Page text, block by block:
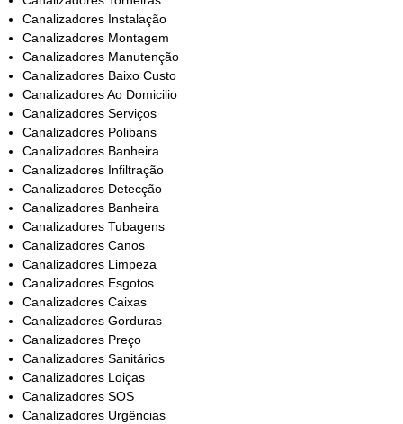
Canalizadores Instalação
Canalizadores Montagem
Canalizadores Manutenção
Canalizadores Baixo Custo
Canalizadores Ao Domicilio
Canalizadores Serviços
Canalizadores Polibans
Canalizadores Banheira
Canalizadores Infiltração
Canalizadores Detecção
Canalizadores Banheira
Canalizadores Tubagens
Canalizadores Canos
Canalizadores Limpeza
Canalizadores Esgotos
Canalizadores Caixas
Canalizadores Gorduras
Canalizadores Preço
Canalizadores Sanitários
Canalizadores Loiças
Canalizadores SOS
Canalizadores Urgências